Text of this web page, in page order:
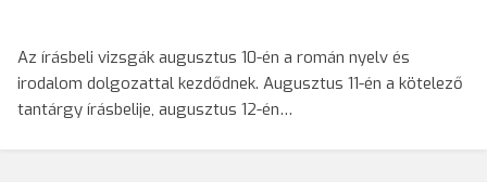
Az írásbeli vizsgák augusztus 10-én a román nyelv és
irodalom dolgozattal kezdődnek. Augusztus 11-én a kötelező
tantárgy írásbelije, augusztus 12-én…